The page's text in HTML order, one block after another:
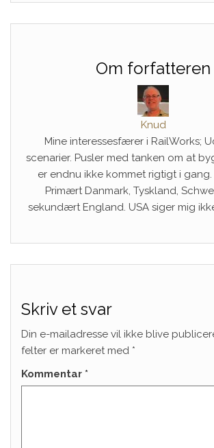
Om forfatteren
Knud
Mine interessesfærer i RailWorks;
scenarier. Pusler med tanken om at
er endnu ikke kommet rigtigt i gang.
Primært Danmark, Tyskland,
sekundært England. USA siger mig
Skriv et svar
Din e-mailadresse vil ikke blive
felter er markeret med *
Kommentar *